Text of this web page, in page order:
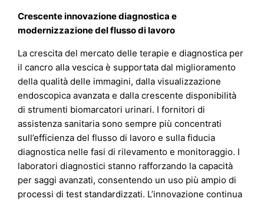
Crescente innovazione diagnostica e
modernizzazione del flusso di lavoro
La crescita del mercato delle terapie e diagnostica per
il cancro alla vescica è supportata dal miglioramento
della qualità delle immagini, dalla visualizzazione
endoscopica avanzata e dalla crescente disponibilità
di strumenti biomarcatori urinari. I fornitori di
assistenza sanitaria sono sempre più concentrati
sull’efficienza del flusso di lavoro e sulla fiducia
diagnostica nelle fasi di rilevamento e monitoraggio. I
laboratori diagnostici stanno rafforzando la capacità
per saggi avanzati, consentendo un uso più ampio di
processi di test standardizzati. L’innovazione continua